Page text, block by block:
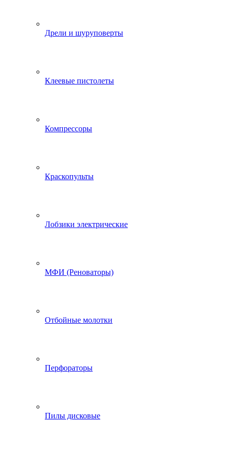
Дрели и шуруповерты
Клеевые пистолеты
Компрессоры
Краскопульты
Лобзики электрические
МФИ (Реноваторы)
Отбойные молотки
Перфораторы
Пилы дисковые